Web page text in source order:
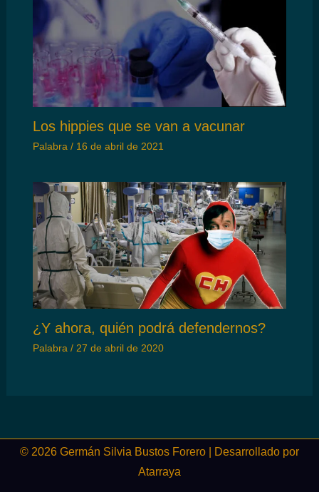
Los hippies que se van a vacunar
Palabra / 16 de abril de 2021
¿Y ahora, quién podrá defendernos?
Palabra / 27 de abril de 2020
© 2026 Germán Silvia Bustos Forero | Desarrollado por
Atarraya